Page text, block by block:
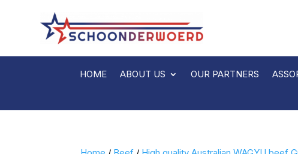
HOME ABOUT US OUR PARTNERS